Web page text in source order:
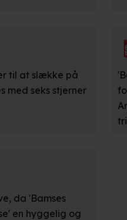
tredjeparter til at optimere
dine præferencer og til
kortvarigt din IP-adresse.
af dine
til at slække på
med seks stjerner
da 'Bamses
en hyggelig og